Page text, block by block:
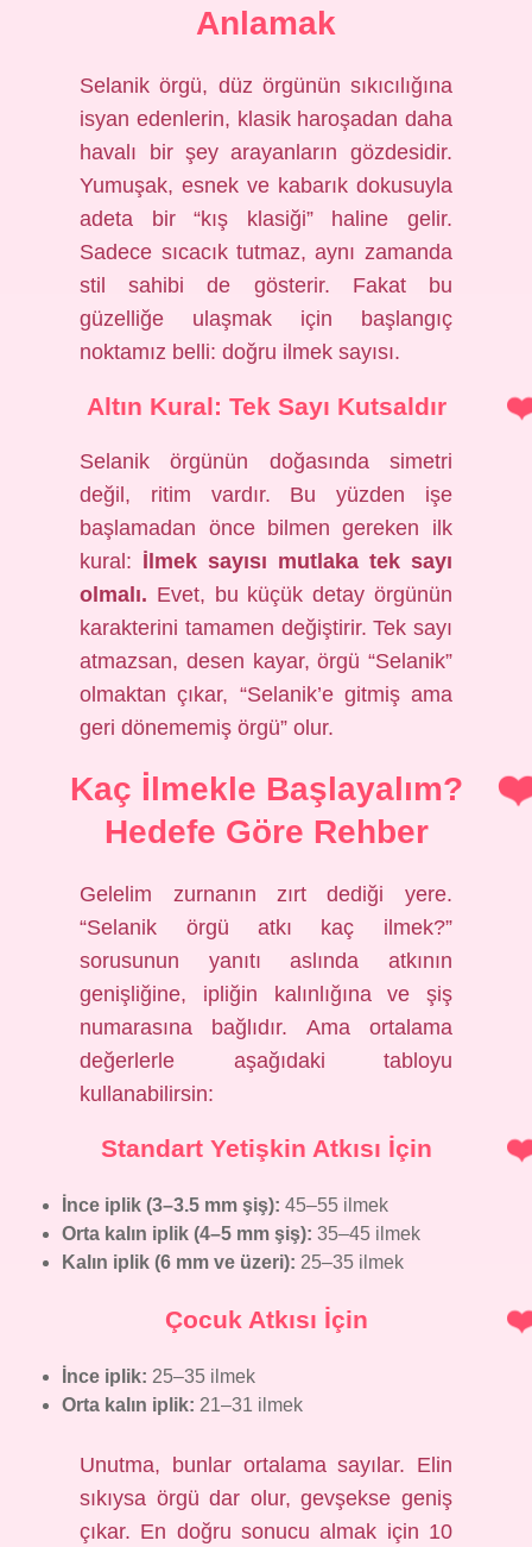
Anlamak
Selanik örgü, düz örgünün sıkıcılığına
isyan edenlerin, klasik haroşadan daha
havalı bir şey arayanların gözdesidir.
Yumuşak, esnek ve kabarık dokusuyla
adeta bir “kış klasiği” haline gelir.
Sadece sıcacık tutmaz, aynı zamanda
stil sahibi de gösterir. Fakat bu
güzelliğe ulaşmak için başlangıç
noktamız belli: doğru ilmek sayısı.
Altın Kural: Tek Sayı Kutsaldır
Selanik örgünün doğasında simetri
değil, ritim vardır. Bu yüzden işe
başlamadan önce bilmen gereken ilk
kural: İlmek sayısı mutlaka tek sayı
olmalı. Evet, bu küçük detay örgünün
karakterini tamamen değiştirir. Tek sayı
atmazsan, desen kayar, örgü “Selanik”
olmaktan çıkar, “Selanik’e gitmiş ama
geri dönememiş örgü” olur.
Kaç İlmekle Başlayalım?
Hedefe Göre Rehber
Gelelim zurnanın zırt dediği yere.
“Selanik örgü atkı kaç ilmek?”
sorusunun yanıtı aslında atkının
genişliğine, ipliğin kalınlığına ve şiş
numarasına bağlıdır. Ama ortalama
değerlerle aşağıdaki tabloyu
kullanabilirsin:
Standart Yetişkin Atkısı İçin
İnce iplik (3–3.5 mm şiş): 45–55 ilmek
Orta kalın iplik (4–5 mm şiş): 35–45 ilmek
Kalın iplik (6 mm ve üzeri): 25–35 ilmek
Çocuk Atkısı İçin
İnce iplik: 25–35 ilmek
Orta kalın iplik: 21–31 ilmek
Unutma, bunlar ortalama sayılar. Elin
sıkıysa örgü dar olur, gevşekse geniş
çıkar. En doğru sonucu almak için 10